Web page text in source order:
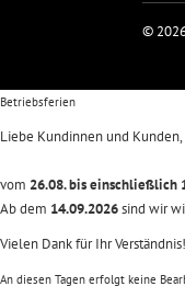
©
Betriebsferien
Liebe Kundinnen und Kunden,
vom 26.08. bis einschließlich
Ab dem 14.09.2026sind wir
Vielen Dank für Ihr Verständnis!
An diesen Tagen erfolgt keine